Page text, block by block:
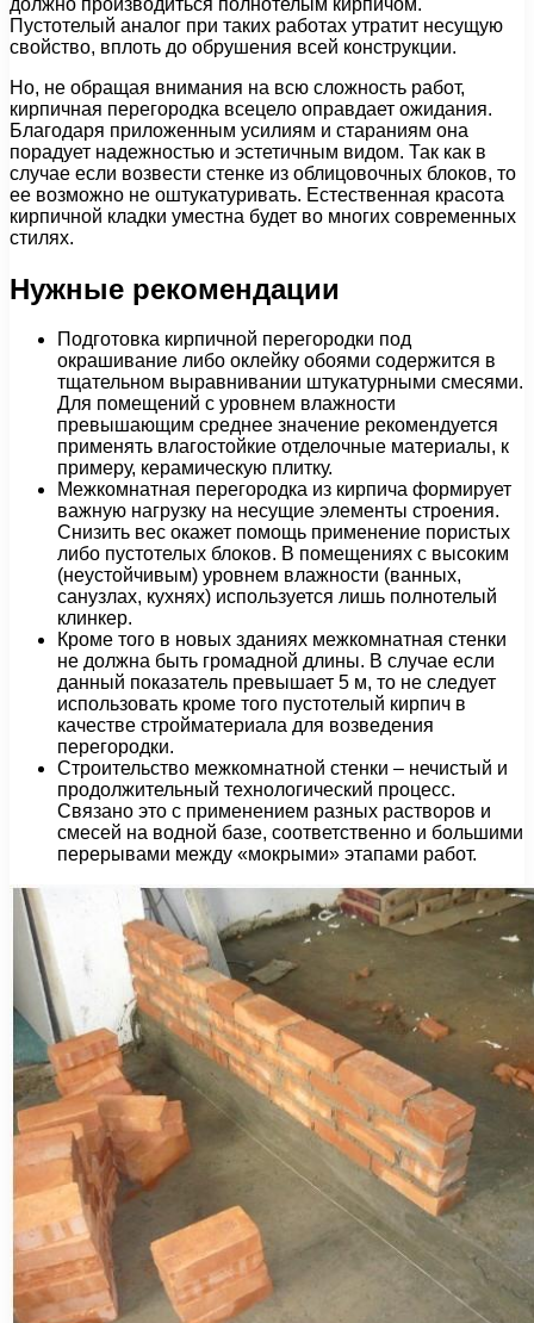
Пустотелый аналог при таких работах утратит несущую
свойство, вплоть до обрушения всей конструкции.
Но, не обращая внимания на всю сложность работ,
кирпичная перегородка всецело оправдает ожидания.
Благодаря приложенным усилиям и стараниям она
порадует надежностью и эстетичным видом. Так как в
случае если возвести стенке из облицовочных блоков, то
ее возможно не оштукатуривать. Естественная красота
кирпичной кладки уместна будет во многих современных
стилях.
Нужные рекомендации
Подготовка кирпичной перегородки под
окрашивание либо оклейку обоями содержится в
тщательном выравнивании штукатурными смесями.
Для помещений с уровнем влажности
превышающим среднее значение рекомендуется
применять влагостойкие отделочные материалы, к
примеру, керамическую плитку.
Межкомнатная перегородка из кирпича формирует
важную нагрузку на несущие элементы строения.
Снизить вес окажет помощь применение пористых
либо пустотелых блоков. В помещениях с высоким
(неустойчивым) уровнем влажности (ванных,
санузлах, кухнях) используется лишь полнотелый
клинкер.
Кроме того в новых зданиях межкомнатная стенки
не должна быть громадной длины. В случае если
данный показатель превышает 5 м, то не следует
использовать кроме того пустотелый кирпич в
качестве стройматериала для возведения
перегородки.
Строительство межкомнатной стенки – нечистый и
продолжительный технологический процесс.
Связано это с применением разных растворов и
смесей на водной базе, соответственно и большими
перерывами между «мокрыми» этапами работ.